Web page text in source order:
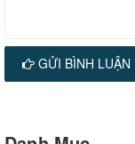
GỬI BÌNH LUẬN